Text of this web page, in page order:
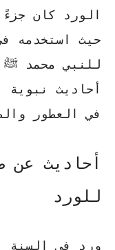
الورد كان
حيث استخدمه
للنبي محمد ﷺ
أحاديث نبوية
في العطور
أحاديث عن
للورد
ورد في السنة